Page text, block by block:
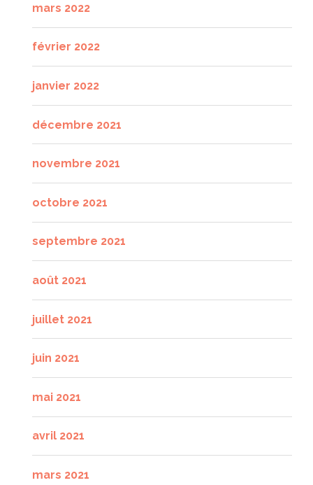
mars 2022
février 2022
janvier 2022
décembre 2021
novembre 2021
octobre 2021
septembre 2021
août 2021
juillet 2021
juin 2021
mai 2021
avril 2021
mars 2021